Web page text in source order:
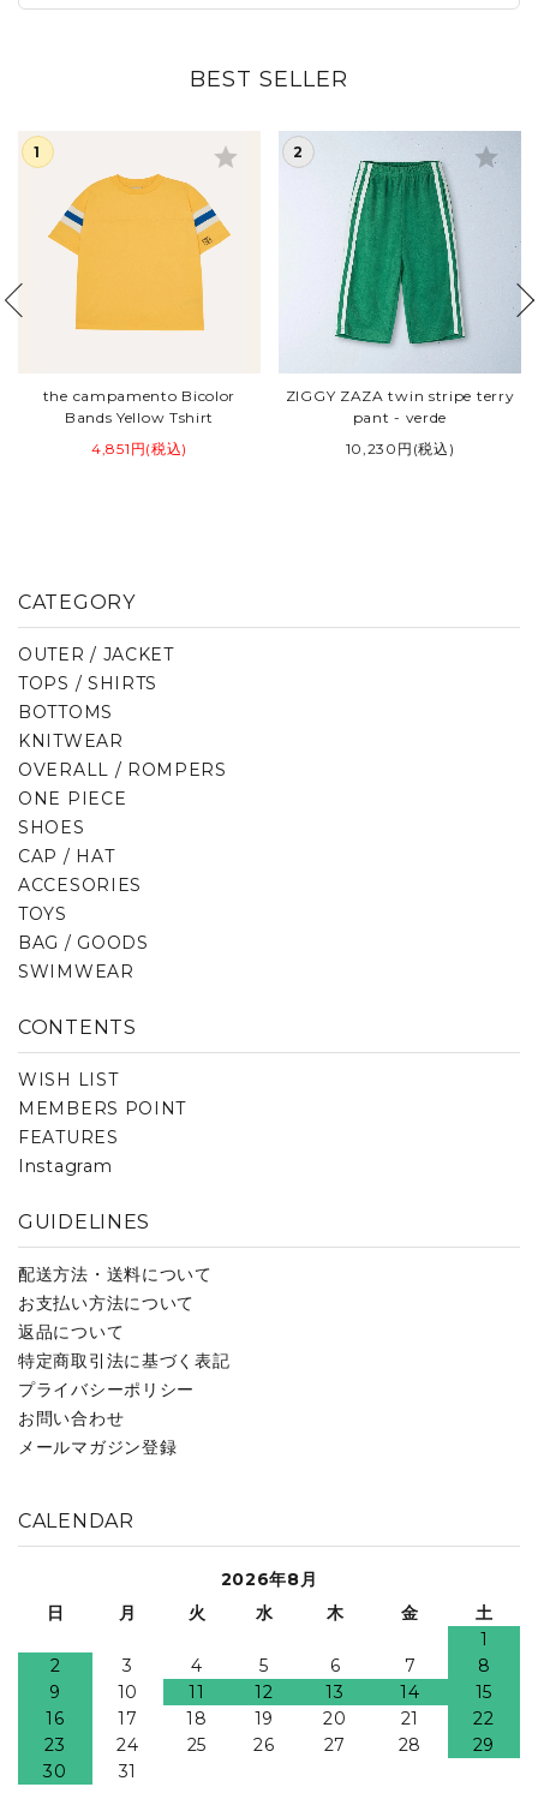
BEST SELLER
the campamento Bicolor
Bands Yellow Tshirt
4,851円(税込)
star
ZIGGY ZAZA twin stripe terry
pant - verde
10,230円(税込)
star
CATEGORY
OUTER / JACKET
TOPS / SHIRTS
BOTTOMS
KNITWEAR
OVERALL / ROMPERS
ONE PIECE
SHOES
CAP / HAT
ACCESORIES
TOYS
BAG / GOODS
SWIMWEAR
CONTENTS
WISH LIST
MEMBERS POINT
FEATURES
Instagram
GUIDELINES
配送方法・送料について
お支払い方法について
返品について
特定商取引法に基づく表記
プライバシーポリシー
お問い合わせ
メールマガジン登録
CALENDAR
2026年8月
日
月 火 水 木 金
土
1
2
3 4 5 6 7
8
9
10 11 12 13 14
15
16
17 18 19 20 21
22
23
24 25 26 27 28
29
30
31